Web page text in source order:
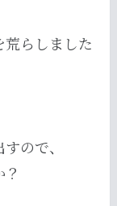
らしました
ので、